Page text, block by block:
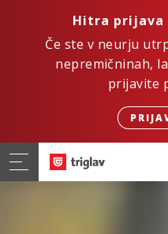
Hitra prijava
Če ste v neurju
nepremičninah,
prijavite